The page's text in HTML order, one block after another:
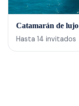
Catamarán de
Hasta 14 invitados